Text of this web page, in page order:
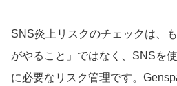
SNS炎上リスクのチェックは、
がやること」ではなく、SNSを
に必要なリスク管理です。